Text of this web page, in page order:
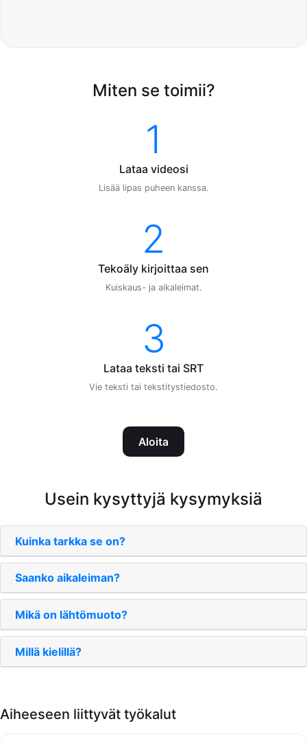
Miten se toimii?
1
Lataa videosi
Lisää lipas puheen kanssa.
2
Tekoäly kirjoittaa sen
Kuiskaus- ja aikaleimat.
3
Lataa teksti tai SRT
Vie teksti tai tekstitystiedosto.
Aloita
Usein kysyttyjä kysymyksiä
Kuinka tarkka se on?
Saanko aikaleiman?
Mikä on lähtömuoto?
Millä kielillä?
Aiheeseen liittyvät työkalut